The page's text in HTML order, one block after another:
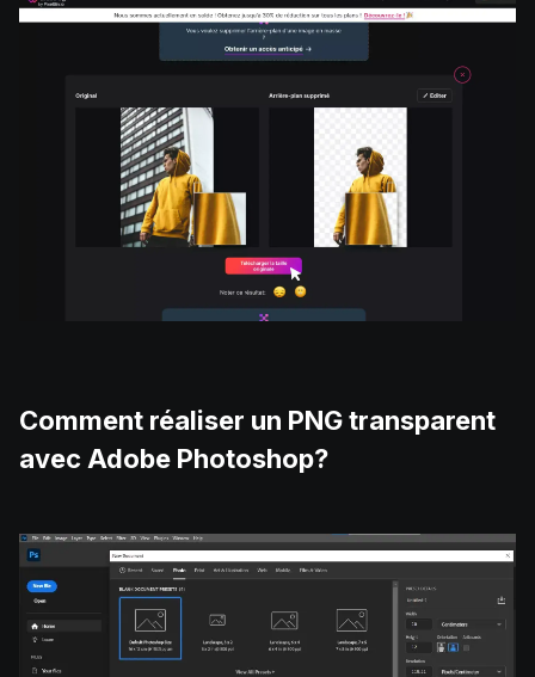
Comment réaliser un PNG transparent
avec Adobe Photoshop?